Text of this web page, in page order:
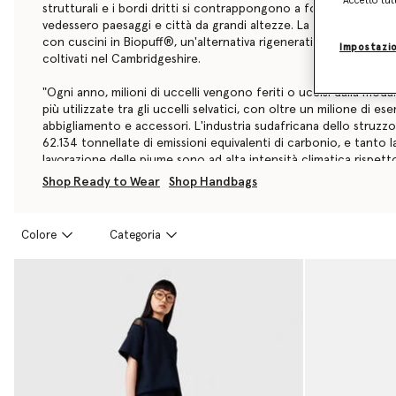
strutturali e i bordi dritti si contrappongono a forme fluide e
vedessero paesaggi e città da grandi altezze. La collezione
con cuscini in Biopuff®, un'alternativa rigenerativa alla piuma
coltivati nel Cambridgeshire.
"Ogni anno, milioni di uccelli vengono feriti o uccisi dalla
più utilizzate tra gli uccelli selvatici, con oltre un milione di
abbigliamento e accessori. L'industria sudafricana dello
62.134 tonnellate di emissioni equivalenti di carbonio, e tanto
lavorazione delle piume sono ad alta intensità climatica
struzzo.
responsabili, tra cui viscosa rispettosa delle foreste, cotone e
GOTS, canapa MAEKO®, nylon, poliestere e cotone riciclati,
Acquista la collezione Stella McCartney autunno 2024 qui
Shop Ready to Wear Shop Handbags
Colore Categoria